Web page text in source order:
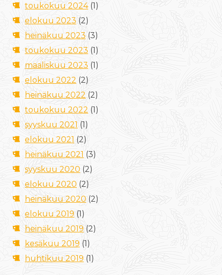
toukokuu 2024(1)
elokuu 2023 (2)
heinäkuu 2023(3)
toukokuu 2023 (1)
maaliskuu 2023 (1)
elokuu 2022 (2)
heinäkuu 2022 (2)
toukokuu 2022 (1)
syyskuu 2021 (1)
elokuu 2021 (2)
heinäkuu 2021 (3)
syyskuu 2020 (2)
elokuu 2020 (2)
heinäkuu 2020 (2)
elokuu 2019 (1)
heinäkuu 2019(2)
kesäkuu 2019 (1)
huhtikuu 2019 (1)